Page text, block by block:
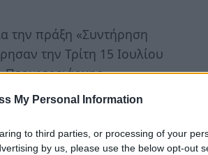
My Personal Information
to third parties, or processing of your
by us, please use the below opt-out
την πράξη «Συντήρηση
την Τρίτη 15 Ιουλίου
του οδικού
ασφάλειας και